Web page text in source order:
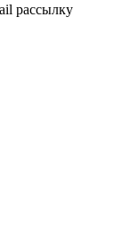
рассылку